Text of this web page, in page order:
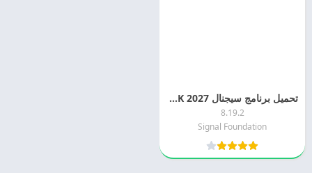
تحميل برنامج سيجنال Signal APK 2027 اخر اصدار مجانا
8.19.2
Signal Foundation